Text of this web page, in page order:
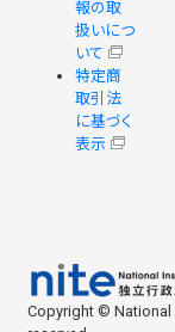
報の取
扱いにつ
いて
特定商
取引法
に基づく
表示
Copyright © National